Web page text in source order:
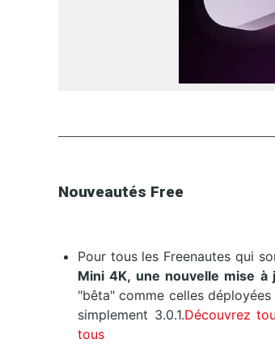
Nouveautés Free
Pour tous les Freenautes qui
Mini 4K, une nouvelle mise à
"bêta" comme celles
simplement 3.0.1.Découvrez
tous